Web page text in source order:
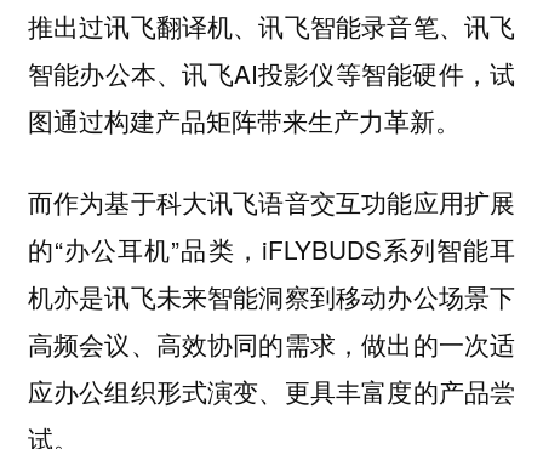
推出过讯飞翻译机、讯飞智能录音笔、讯飞
智能办公本、讯飞AI投影仪等智能硬件，试
图通过构建产品矩阵带来生产力革新。
而作为基于科大讯飞语音交互功能应用扩展
的“办公耳机”品类，iFLYBUDS系列智能耳
机亦是讯飞未来智能洞察到移动办公场景下
高频会议、高效协同的需求，做出的一次适
应办公组织形式演变、更具丰富度的产品尝
试。